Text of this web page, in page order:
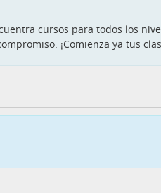
cursos para todos los
¡Comienza ya tus